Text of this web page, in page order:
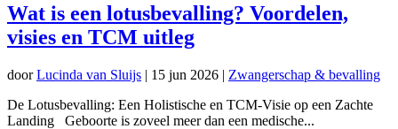
Wat is een lotusbevalling? Voordelen,
visies en TCM uitleg
doorLucinda van Sluijs | 15 jun 2026 | Zwangerschap & bevalling
De Lotusbevalling: Een Holistische en TCM-Visie op een Zachte
Landing Geboorte is zoveel meer dan een medische...